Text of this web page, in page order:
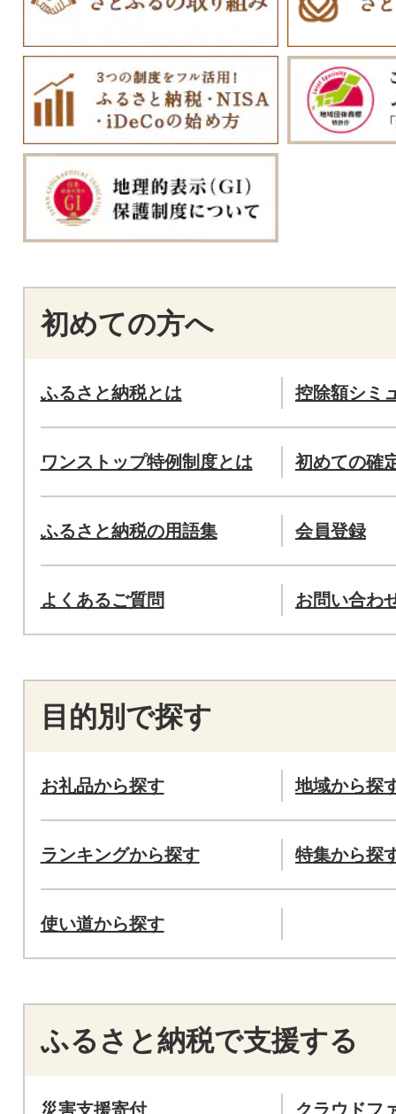
初めての方へ
ふるさと納税とは 控除額シミ
ワンストップ特例制度とは 初めての確
ふるさと納税の用語集 会員登録
よくあるご質問 お問い合わ
目的別で探す
お礼品から探す 地域から探
ランキングから探す 特集から探
使い道から探す
ふるさと納税で支援する
災害支援寄付 クラウドフ